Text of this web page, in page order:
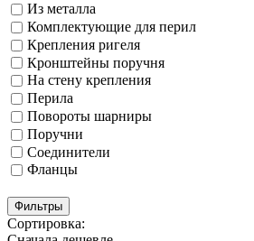
Из металла
Комплектующие для перил
Крепления ригеля
Кронштейны поручня
На стену крепления
Перила
Повороты шарниры
Поручни
Соединители
Фланцы
Фильтры
Сортировка: